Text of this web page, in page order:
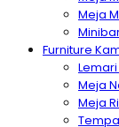
Meja
Furniture
Meja
Meja